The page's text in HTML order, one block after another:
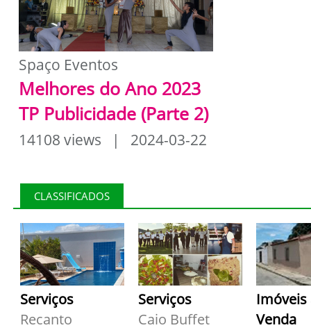
Spaço Eventos
Melhores do Ano 2023
TP Publicidade (Parte 2)
14108 views | 2024-03-22
CLASSIFICADOS
Serviços
Recanto
Serviços
Caio Buffet
Imóveis
Venda